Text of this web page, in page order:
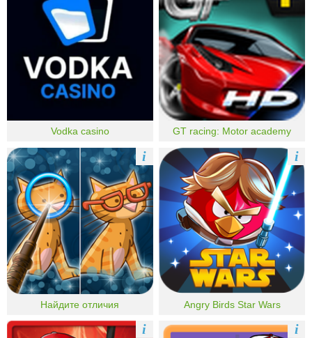
Vodka casino GT racing: Motor academy
Найдите отличия
i
Angry Birds Star Wars
i
i i